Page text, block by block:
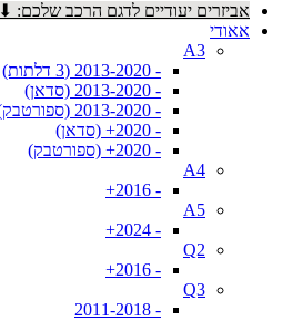
אביזרים יעודיים לדגם הרכב שלכם: ⬇
אאודי
A3
- 2013-2020 (3 דלתות)
- 2013-2020 (סדאן)
- 2013-2020 (ספורטבק)
- 2020+ (סדאן)
- 2020+ (ספורטבק)
A4
- 2016+
A5
- 2024+
Q2
- 2016+
Q3
- 2011-2018